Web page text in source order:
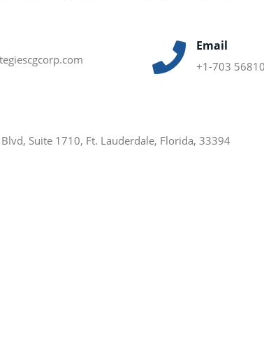
Email
+1-703
Suite 1710, Ft. Lauderdale, Florida, 33394